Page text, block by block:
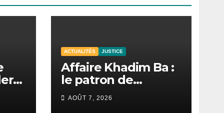
ACTUALITÉS JUSTICE
Affaire Khadim Ba :
le patron de
Locafrique retrouve
la liberté.
AOÛT 7, 2026